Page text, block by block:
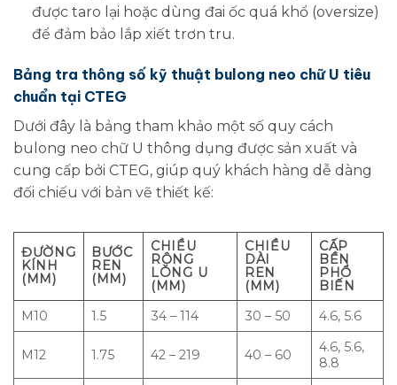
được taro lại hoặc dùng đai ốc quá khổ (oversize)
để đảm bảo lắp xiết trơn tru.
Bảng tra thông số kỹ thuật bulong neo chữ U tiêu
chuẩn tại CTEG
Dưới đây là bảng tham khảo một số quy cách
bulong neo chữ U thông dụng được sản xuất và
cung cấp bởi CTEG, giúp quý khách hàng dễ dàng
đối chiếu với bản vẽ thiết kế:
ĐƯỜNG
KÍNH
(MM)
BƯỚC
REN
(MM)
CHIỀU
RỘNG
LÒNG U
(MM)
CHIỀU
DÀI
REN
(MM)
CẤP
BỀN
PHỔ
BIẾN
M10
1.5 34 – 114 30 – 50 4.6, 5.6
M12 1.75 42 – 219 40 – 60
4.6, 5.6,
8.8